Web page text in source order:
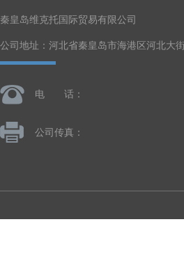
秦皇岛维克托国际贸易有限公司
公司地址：河北省秦皇岛市海港区河北大
电 话：
公司传真：